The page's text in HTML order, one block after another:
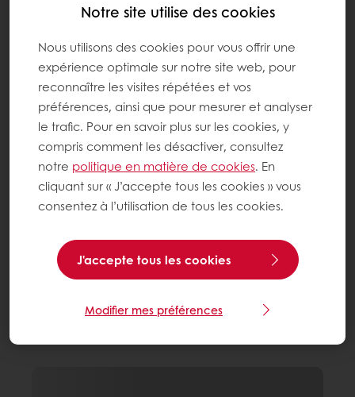
Notre site utilise des cookies
Nous utilisons des cookies pour vous offrir une
expérience optimale sur notre site web, pour
reconnaître les visites répétées et vos
préférences, ainsi que pour mesurer et analyser
le trafic. Pour en savoir plus sur les cookies, y
compris comment les désactiver, consultez
notre politique en matière de cookies. En
cliquant sur « J’accepte tous les cookies » vous
consentez à l’utilisation de tous les cookies.
J'accepte tous les cookies
Modifier mes préférences